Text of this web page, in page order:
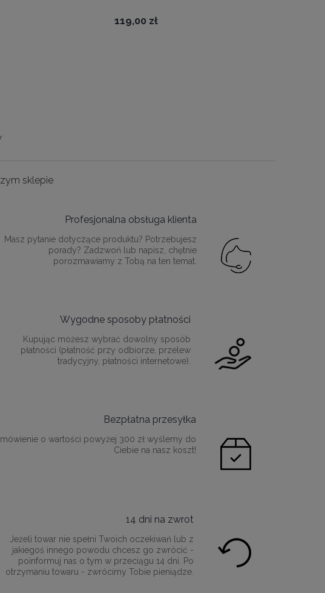
119,00 zł
sklepie
Profesjonalna obsługa klienta
Masz pytanie dotyczące produktu? Potrzebujesz
porady? Zadzwoń lub napisz, chętnie
porozmawiamy z Tobą na ten temat.
Wygodne sposoby płatności
Kupując możesz wybrać dowolny sposób
płatności (płatność przy odbiorze, przelew
tradycyjny, płatności internetowe).
Bezpłatna przesyłka
o wartości powyżej 300 zł wyślemy do
Ciebie na nasz koszt!
14 dni na zwrot
Jeżeli towar nie spełni Twoich oczekiwań lub z
jakiegoś innego powodu chcesz go zwrócić -
poinformuj nas o tym w przeciągu 14 dni. Po
otrzymaniu towaru - zwrócimy Tobie pieniądze.